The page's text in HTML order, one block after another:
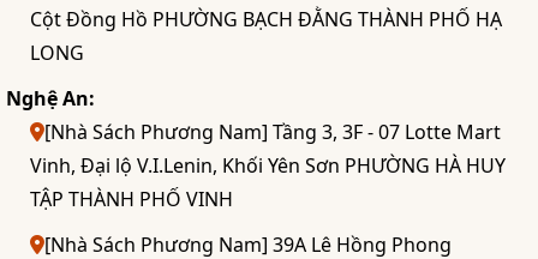
Cột Đồng Hồ PHƯỜNG BẠCH ĐẰNG THÀNH PHỐ HẠ
LONG
Nghệ An:
[Nhà Sách Phương Nam] Tầng 3, 3F - 07 Lotte Mart
Vinh, Đại lộ V.I.Lenin, Khối Yên Sơn PHƯỜNG HÀ HUY
TẬP THÀNH PHỐ VINH
[Nhà Sách Phương Nam] 39A Lê Hồng Phong